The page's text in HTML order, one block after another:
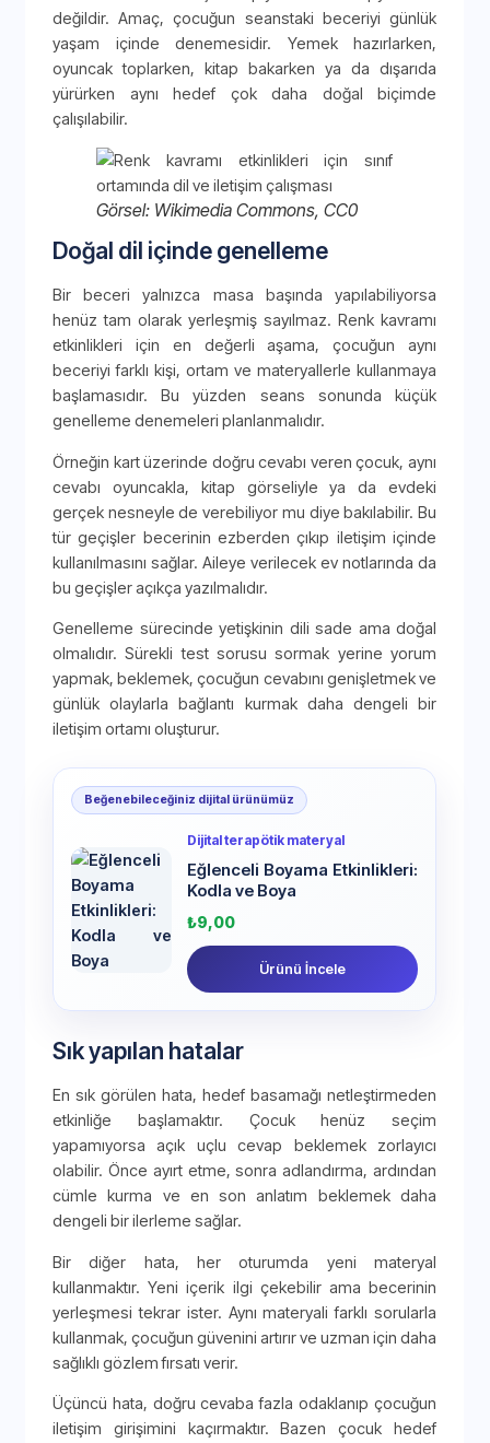
değildir. Amaç, çocuğun seanstaki beceriyi günlük
yaşam içinde denemesidir. Yemek hazırlarken,
oyuncak toplarken, kitap bakarken ya da dışarıda
yürürken aynı hedef çok daha doğal biçimde
çalışılabilir.
Görsel: Wikimedia Commons, CC0
Doğal dil içinde genelleme
Bir beceri yalnızca masa başında yapılabiliyorsa
henüz tam olarak yerleşmiş sayılmaz. Renk kavramı
etkinlikleri için en değerli aşama, çocuğun aynı
beceriyi farklı kişi, ortam ve materyallerle kullanmaya
başlamasıdır. Bu yüzden seans sonunda küçük
genelleme denemeleri planlanmalıdır.
Örneğin kart üzerinde doğru cevabı veren çocuk, aynı
cevabı oyuncakla, kitap görseliyle ya da evdeki
gerçek nesneyle de verebiliyor mu diye bakılabilir. Bu
tür geçişler becerinin ezberden çıkıp iletişim içinde
kullanılmasını sağlar. Aileye verilecek ev notlarında da
bu geçişler açıkça yazılmalıdır.
Genelleme sürecinde yetişkinin dili sade ama doğal
olmalıdır. Sürekli test sorusu sormak yerine yorum
yapmak, beklemek, çocuğun cevabını genişletmek ve
günlük olaylarla bağlantı kurmak daha dengeli bir
iletişim ortamı oluşturur.
Beğenebileceğiniz dijital ürünümüz
Dijital terapötik materyal
Eğlenceli Boyama Etkinlikleri:
Kodla ve Boya
₺9,00
Ürünü İncele
Sık yapılan hatalar
En sık görülen hata, hedef basamağı netleştirmeden
etkinliğe başlamaktır. Çocuk henüz seçim
yapamıyorsa açık uçlu cevap beklemek zorlayıcı
olabilir. Önce ayırt etme, sonra adlandırma, ardından
cümle kurma ve en son anlatım beklemek daha
dengeli bir ilerleme sağlar.
Bir diğer hata, her oturumda yeni materyal
kullanmaktır. Yeni içerik ilgi çekebilir ama becerinin
yerleşmesi tekrar ister. Aynı materyali farklı sorularla
kullanmak, çocuğun güvenini artırır ve uzman için daha
sağlıklı gözlem fırsatı verir.
Üçüncü hata, doğru cevaba fazla odaklanıp çocuğun
iletişim girişimini kaçırmaktır. Bazen çocuk hedef